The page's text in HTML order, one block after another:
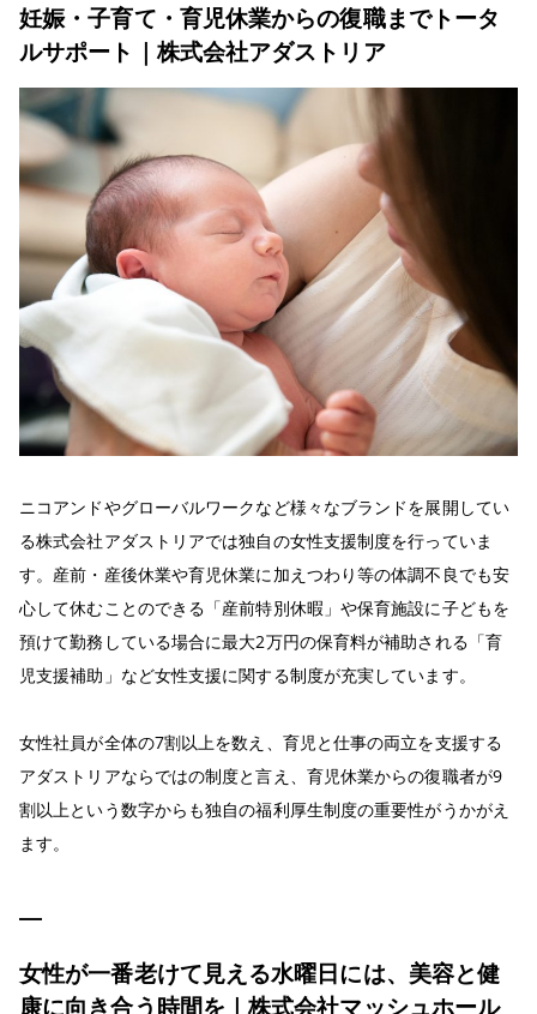
妊娠・子育て・育児休業からの復職までトータ
ルサポート｜株式会社アダストリア
ニコアンドやグローバルワークなど様々なブランドを展開してい
る株式会社アダストリアでは独自の女性支援制度を行っていま
す。産前・産後休業や育児休業に加えつわり等の体調不良でも安
心して休むことのできる「産前特別休暇」や保育施設に子どもを
預けて勤務している場合に最大2万円の保育料が補助される「育
児支援補助」など女性支援に関する制度が充実しています。
女性社員が全体の7割以上を数え、育児と仕事の両立を支援する
アダストリアならではの制度と言え、育児休業からの復職者が9
割以上という数字からも独自の福利厚生制度の重要性がうかがえ
ます。
女性が一番老けて見える水曜日には、美容と健
康に向き合う時間を｜株式会社マッシュホール